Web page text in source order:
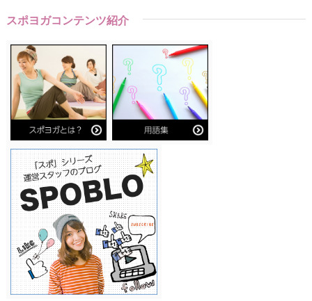
スポヨガコンテンツ紹介